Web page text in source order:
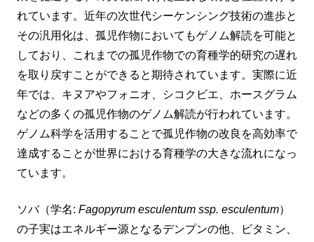
れています。近年の次世代シーケンシング技術の進歩と
その汎用化は、孤児作物においてもゲノム解読を可能と
しており、これまでの孤児作物での育種学的研究の遅れ
を取り戻すことができると期待されています。実際に近
年では、キヌアやフォニオ、シコクビエ、ホースグラム
などの多くの孤児作物のゲノム解読が行われています。
ゲノム科学を活用することで孤児作物の改良を高効率で
達成することが世界における育種学の大きな流れになっ
ています。
ソバ（学名: Fagopyrum esculentum ssp. esculentum）
の子実はエネルギー源となるデンプンの他、ビタミン、